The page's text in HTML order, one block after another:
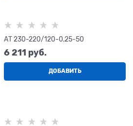
АТ 230-220/120-0,25-50
6 211 руб.
ДОБАВИТЬ